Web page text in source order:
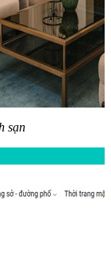
sạn